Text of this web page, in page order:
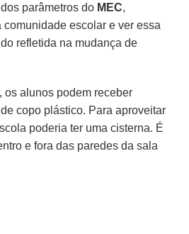
parâmetros do MEC,
comunidade escolar e ver essa
refletida na mudança de
os alunos podem receber
copo plástico. Para aproveitar
poderia ter uma cisterna. É
e fora das paredes da sala